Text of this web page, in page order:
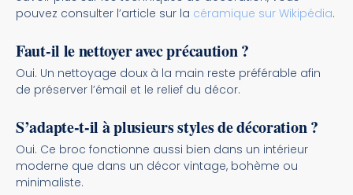
pouvez consulter l’article sur la céramique sur Wikipédia.
Faut-il le nettoyer avec précaution ?
Oui. Un nettoyage doux à la main reste préférable afin
de préserver l’émail et le relief du décor.
S’adapte-t-il à plusieurs styles de décoration ?
Oui. Ce broc fonctionne aussi bien dans un intérieur
moderne que dans un décor vintage, bohème ou
minimaliste.